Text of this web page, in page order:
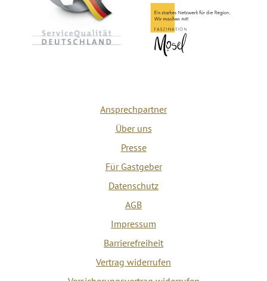
Ansprechpartner
Über uns
Presse
Für Gastgeber
Datenschutz
AGB
Impressum
Barrierefreiheit
Vertrag widerrufen